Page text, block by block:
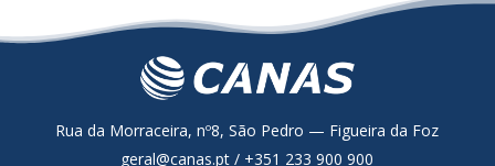
Rua da Morraceira, nº8, São Pedro — Figueira da Foz
geral@canas.pt / +351 233 900 900